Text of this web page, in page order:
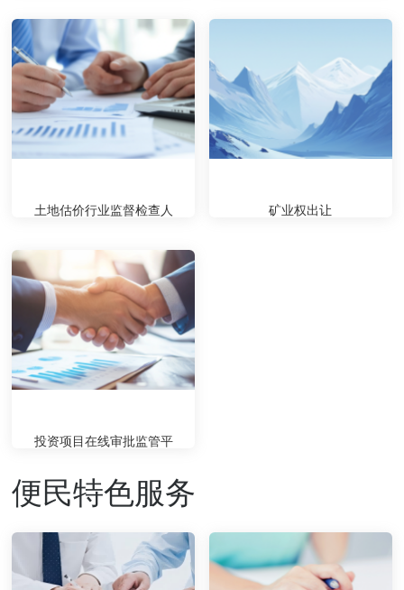
土地估价行业监督检查人
矿业权出让
投资项目在线审批监管平
便民特色服务